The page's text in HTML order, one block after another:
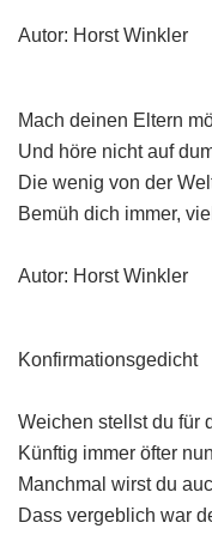
Autor: Horst Winkler
Mach deinen Eltern
Und höre nicht auf
Die wenig von der
Bemüh dich immer,
Autor: Horst Winkler
Konfirmationsgedicht
Weichen stellst du für
Künftig immer öfter nun
Manchmal wirst du
Dass vergeblich war